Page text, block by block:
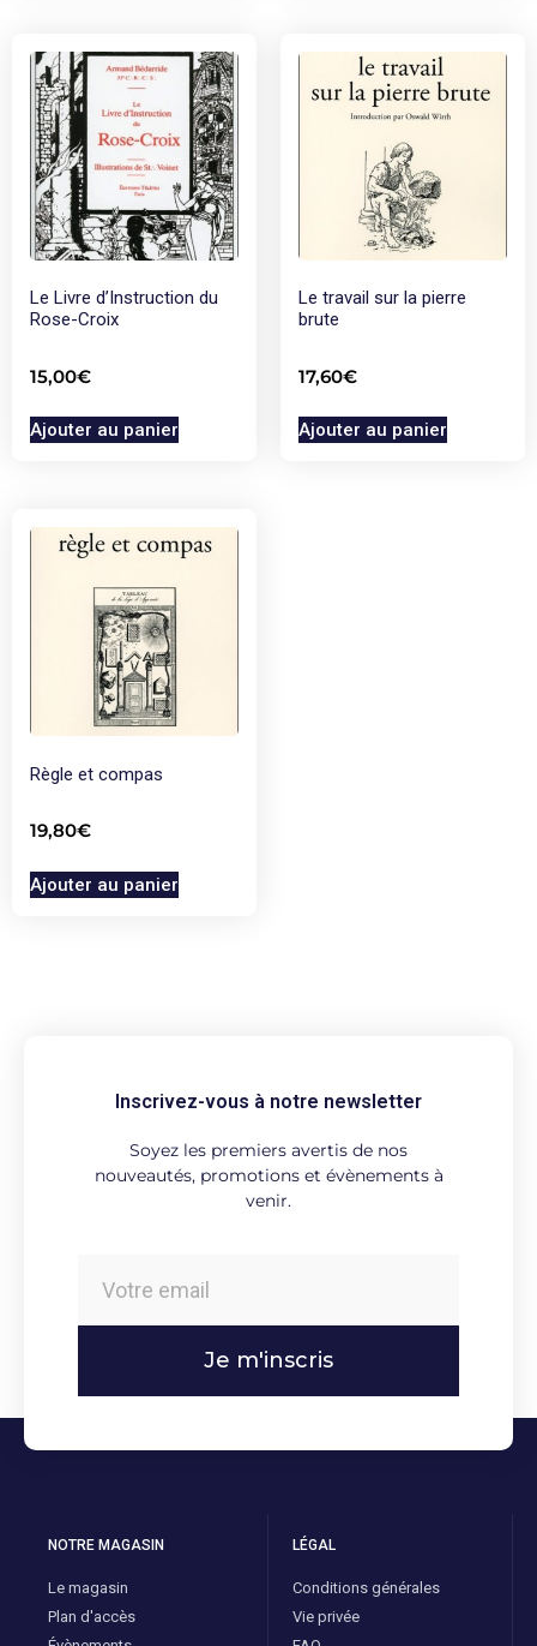
Le Livre d’Instruction du
Rose-Croix
15,00€
Ajouter au panier
Le travail sur la pierre
brute
17,60€
Ajouter au panier
Règle et compas
19,80€
Ajouter au panier
Inscrivez-vous à notre newsletter
Soyez les premiers avertis de nos
nouveautés, promotions et évènements à
venir.
Je m'inscris
NOTRE MAGASIN
Le magasin
Plan d'accès
LÉGAL
Conditions générales
Vie privée